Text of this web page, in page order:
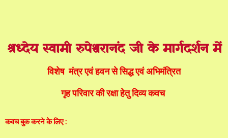
श्रध्देय स्वामी रुपेश्वरानंद जी के मार्गदर्शन में
विशेष मंत्र एवं हवन से सिद्ध एवं अभिमंत्रित
गृह परिवार की रक्षा हेतु दिव्य कवच
कवच बुक करने के लिए :